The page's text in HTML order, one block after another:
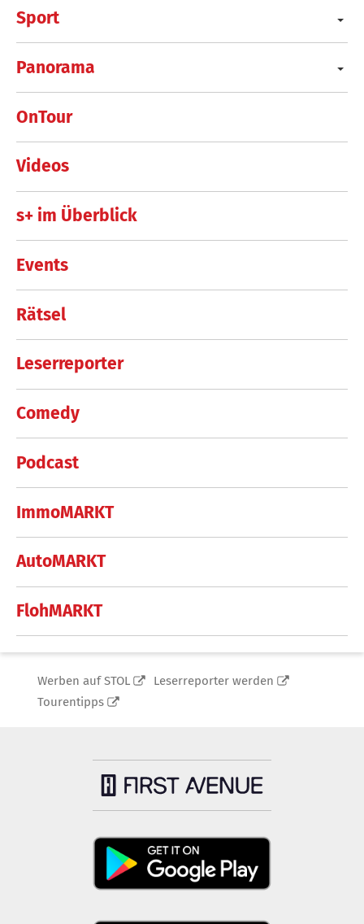
Sport
Panorama
OnTour
Videos
s+ im Überblick
Events
Rätsel
Leserreporter
Comedy
Podcast
ImmoMARKT
AutoMARKT
FlohMARKT
Werben auf STOL
Leserreporter werden
Tourentipps